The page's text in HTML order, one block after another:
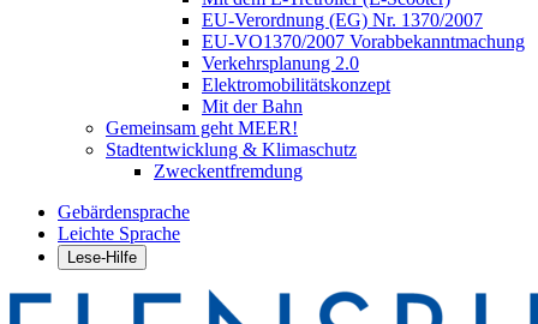
EU-Verordnung (EG) Nr. 1370/2007
EU-VO1370/2007 Vorabbekanntmachung
Verkehrsplanung 2.0
Elektromobilitätskonzept
Mit der Bahn
Gemeinsam geht MEER!
Stadtentwicklung & Klimaschutz
Zweckentfremdung
Gebärdensprache
Leichte Sprache
Lese-Hilfe